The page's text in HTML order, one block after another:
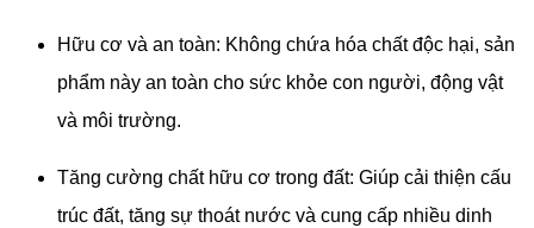
Hữu cơ và an toàn: Không chứa hóa chất độc hại, sản
phẩm này an toàn cho sức khỏe con người, động vật
và môi trường.
Tăng cường chất hữu cơ trong đất: Giúp cải thiện cấu
trúc đất, tăng sự thoát nước và cung cấp nhiều dinh